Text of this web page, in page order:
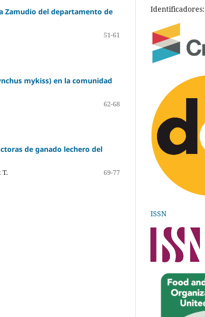
Zamudio del departamento de
51-61
mykiss) en la comunidad
62-68
de ganado lechero del
T.
69-77
Identificadores:
ISSN